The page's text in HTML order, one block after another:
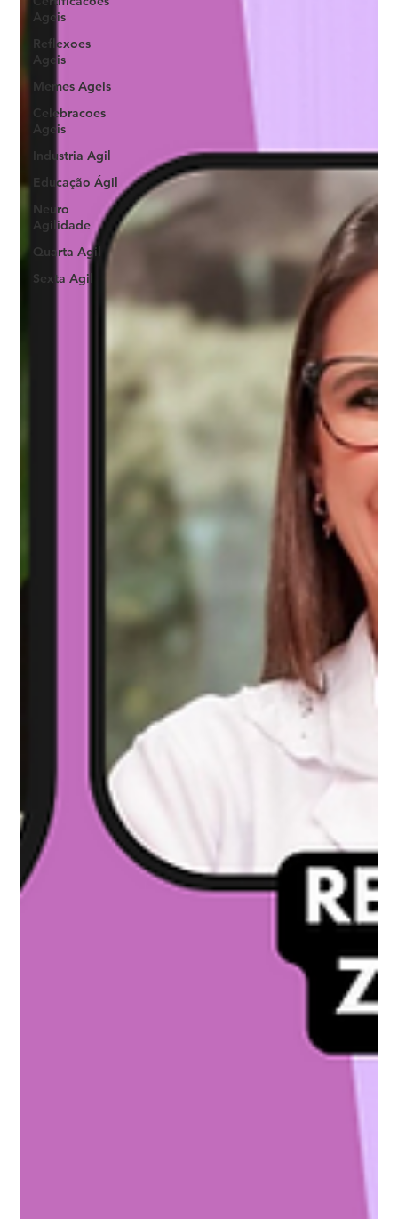
Ageis
Reflexoes
Ageis
Memes Ageis
Celebracoes
Ageis
Industria Agil
Educação Ágil
Neuro
Agilidade
Quarta Agil
Sexta Agil